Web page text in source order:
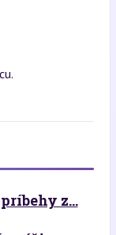
z...